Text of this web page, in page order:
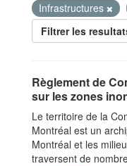
Infrastructures
Filtrer les
Règlement de
sur les zones
Le territoire de la
Montréal est un
Montréal et les
traversent de